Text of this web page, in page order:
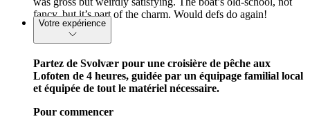
fancy, but it’s part of the charm. Would defs do again!
Votre expérience
Partez de Svolvær pour une croisière de pêche aux
Lofoten de 4 heures, guidée par un équipage familial local
et équipée de tout le matériel nécessaire.
Pour commencer